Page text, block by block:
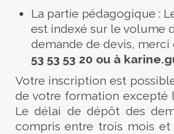
La partie pédagogique :
est indexé sur le volume
demande de devis,
53 53 53 20 ou à karine.
Votre inscription est
de votre formation excepté
Le délai de dépôt des
compris entre trois mois